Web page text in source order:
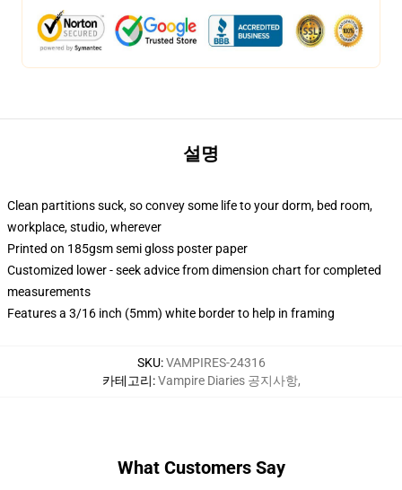
설명
Clean partitions suck, so convey some life to your dorm, bed room,
workplace, studio, wherever
Printed on 185gsm semi gloss poster paper
Customized lower - seek advice from dimension chart for completed
measurements
Features a 3/16 inch (5mm) white border to help in framing
SKU:VAMPIRES-24316
카테고리:Vampire Diaries 공지사항,
What Customers Say